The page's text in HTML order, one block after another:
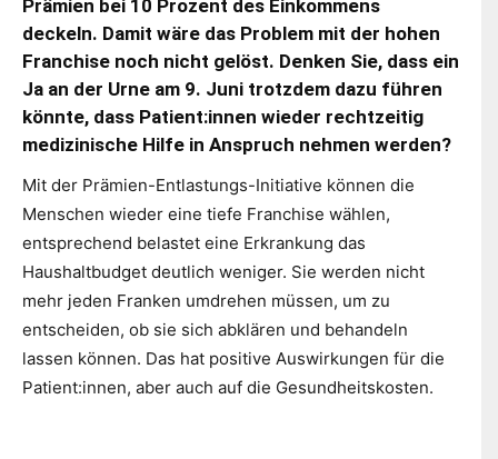
Prämien bei 10 Prozent des Einkommens
deckeln. Damit wäre das Problem mit der hohen
Franchise noch nicht gelöst. Denken Sie, dass ein
Ja an der Urne am 9. Juni trotzdem dazu führen
könnte, dass Patient:innen wieder rechtzeitig
medizinische Hilfe in Anspruch nehmen werden?
Mit der Prämien-Entlastungs-Initiative können die
Menschen wieder eine tiefe Franchise wählen,
entsprechend belastet eine Erkrankung das
Haushaltbudget deutlich weniger. Sie werden nicht
mehr jeden Franken umdrehen müssen, um zu
entscheiden, ob sie sich abklären und behandeln
lassen können. Das hat positive Auswirkungen für die
Patient:innen, aber auch auf die Gesundheitskosten.